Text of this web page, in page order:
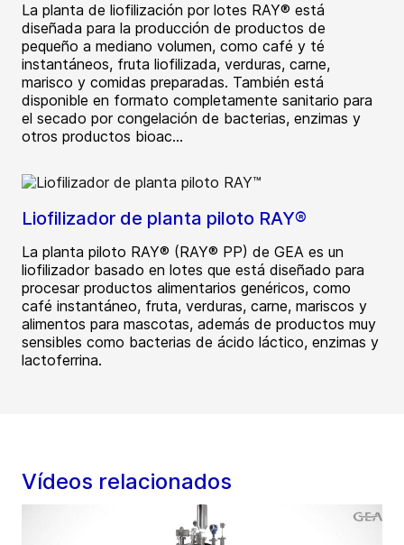
La planta de liofilización por lotes RAY® está
diseñada para la producción de productos de
pequeño a mediano volumen, como café y té
instantáneos, fruta liofilizada, verduras, carne,
marisco y comidas preparadas. También está
disponible en formato completamente sanitario para
el secado por congelación de bacterias, enzimas y
otros productos bioac...
Liofilizador de planta piloto RAY®
La planta piloto RAY® (RAY® PP) de GEA es un
liofilizador basado en lotes que está diseñado para
procesar productos alimentarios genéricos, como
café instantáneo, fruta, verduras, carne, mariscos y
alimentos para mascotas, además de productos muy
sensibles como bacterias de ácido láctico, enzimas y
lactoferrina.
Vídeos relacionados